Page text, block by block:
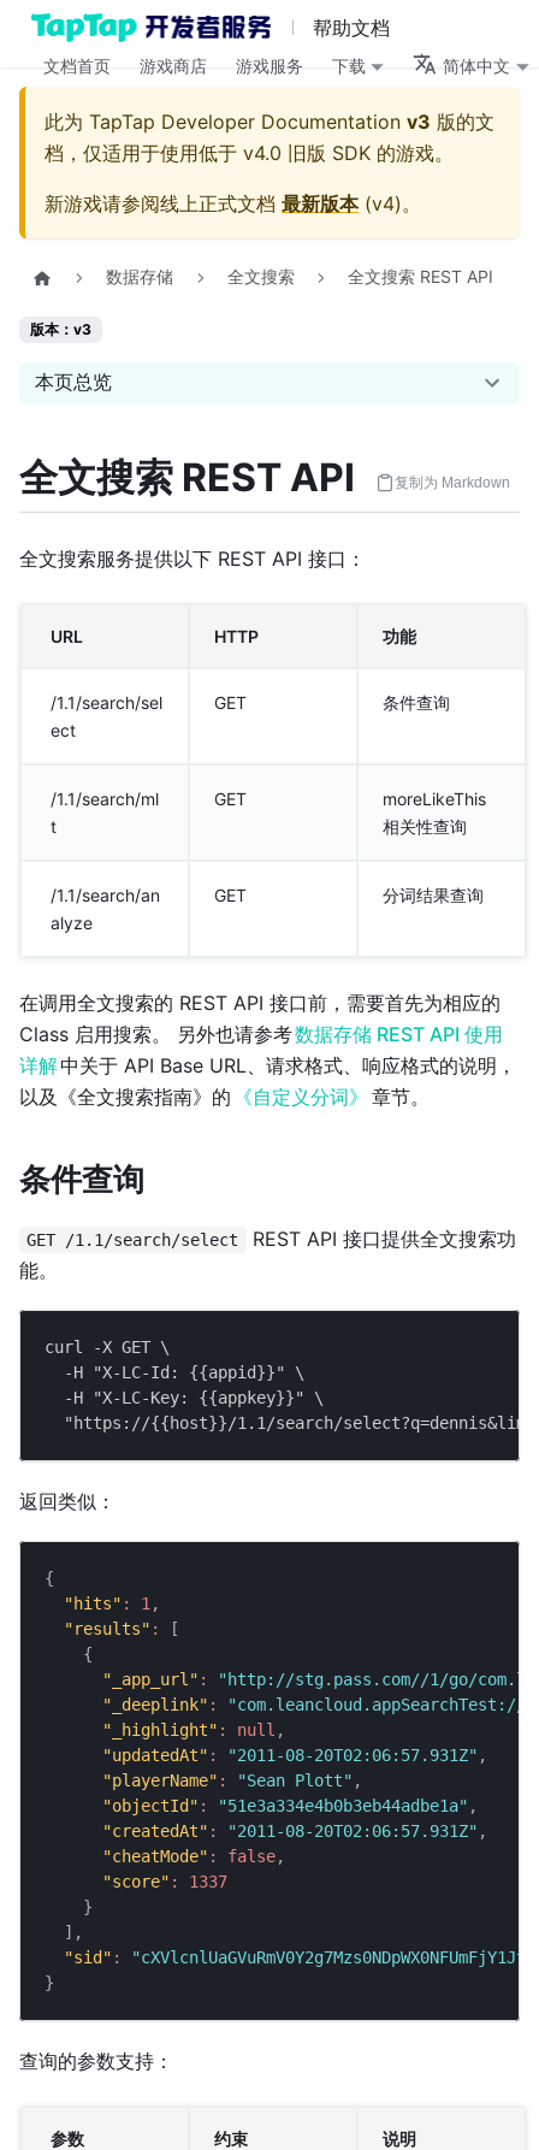
帮助文档
文档首页 游戏商店 游戏服务 下载 简体中文
此为 TapTap Developer Documentation v3 版的文
档，仅适用于使用低于 v4.0 旧版 SDK 的游戏。
新游戏请参阅线上正式文档 最新版本(v4)。
数据存储 全文搜索 全文搜索 REST API
版本：v3
本页总览
全文搜索 REST API 复制为 Markdown
全文搜索服务提供以下 REST API 接口：
URL HTTP 功能
/1.1/search/sel
ect
GET 条件查询
/1.1/search/ml
t
GET
moreLikeThis
相关性查询
/1.1/search/an
alyze
GET 分词结果查询
在调用全文搜索的 REST API 接口前，需要首先为相应的
Class 启用搜索。 另外也请参考数据存储 REST API 使用
详解中关于 API Base URL、请求格式、响应格式的说明，
以及《全文搜索指南》的 《自定义分词》 章节。
条件查询
GET /1.1/search/select
REST API 接口提供全文搜索功
能。
curl -X GET \
  -H "X-LC-Id: {{appid}}" \
  -H "X-LC-Key: {{appkey}}" \
"https://{{host}}/1.1/search/
返回类似：
{
"hits" : 1 ,
"results" :
[
{
"_app_url" :
"http://stg.pass.com//1/go/
"_deeplink" :
"com.leancloud.appSearchTest://
"_highlight" : null ,
"updatedAt" : "2011-08-20T02:06:57.931Z" ,
"playerName" : "Sean Plott" ,
"objectId" : "51e3a334e4b0b3eb44adbe1a" ,
"createdAt" : "2011-08-20T02:06:57.931Z" ,
"cheatMode" : false,
"score" :
1337
}
] ,
"sid" :
}
查询的参数支持：
参数 约束 说明